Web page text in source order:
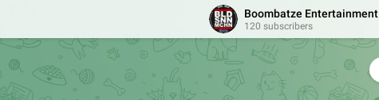
Boombatze Entertainment
120 subscribers